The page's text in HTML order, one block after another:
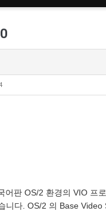
어판 OS/2 환경의 VIO 프
니다. OS/2 의 Base Video